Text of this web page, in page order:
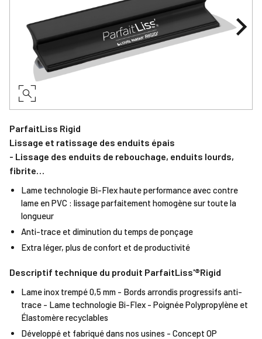
ParfaitLiss Rigid
Lissage et ratissage des enduits épais
- Lissage des enduits de rebouchage, enduits lourds,
fibrite…
Lame technologie Bi-Flex haute performance avec contre
lame en PVC : lissage parfaitement homogène sur toute la
longueur
Anti-trace et diminution du temps de ponçage
Extra léger, plus de confort et de productivité
Descriptif technique du produit ParfaitLiss'®Rigid
Lame inox trempé 0,5 mm - Bords arrondis progressifs anti-
trace - Lame technologie Bi-Flex - Poignée Polypropylène et
Élastomère recyclables
Développé et fabriqué dans nos usines - Concept OP